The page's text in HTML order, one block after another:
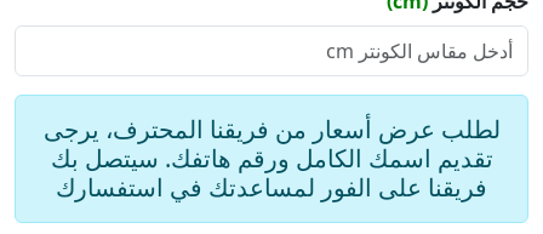
Add Drawer
لطلب عرض أسعار من فريقنا المحترف، يرجى
تقديم اسمك الكامل ورقم هاتفك. سيتصل بك
فريقنا على الفور لمساعدتك في استفسارك